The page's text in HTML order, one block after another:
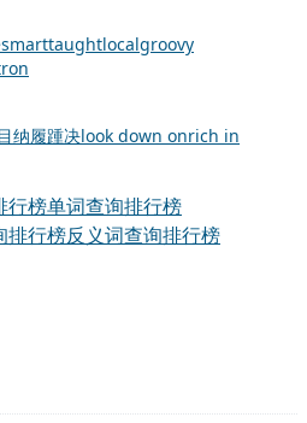
smarttaughtlocalgroovy
纳履踵决look down onrich in
行榜单词查询排行榜
排行榜反义词查询排行榜